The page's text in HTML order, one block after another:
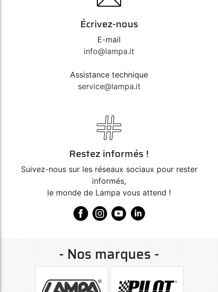
Écrivez-nous
E-mail
info@lampa.it
Assistance technique
service@lampa.it
Restez informés !
Suivez-nous sur les réseaux sociaux pour rester
informés,
le monde de Lampa vous attend !
- Nos marques -